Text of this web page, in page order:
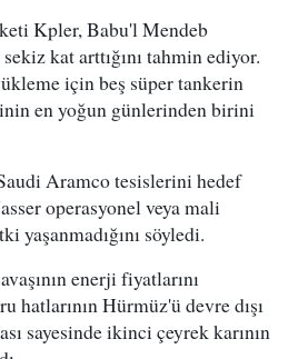
Kpler, Babu'l Mendeb
kat arttığını tahmin ediyor.
için beş süper tankerin
en yoğun günlerinden birini
Aramco tesislerini hedef
operasyonel veya mali
yaşanmadığını söyledi.
enerji fiyatlarını
hatlarının Hürmüz'ü devre dışı
sayesinde ikinci çeyrek karının